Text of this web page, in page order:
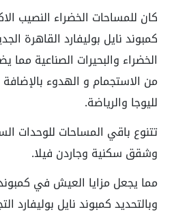
كان للمساحات الخضراء النصيب
كمبوند نايل بوليفارد القاهرة
الخضراء والبحيرات الصناعية
من الاستجمام و الهدوء
لليوجا والرياضة.
تتنوع باقي المساحات للوحدات
وشقق سكنية وجاردن فيلا.
مما يجعل مزايا العيش في
وبالتحديد كمبوند نايل بوليفارد